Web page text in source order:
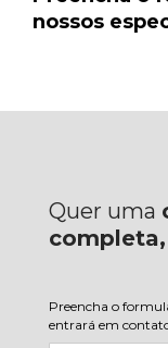
nossos
Quer uma
Preencha o
entrará em